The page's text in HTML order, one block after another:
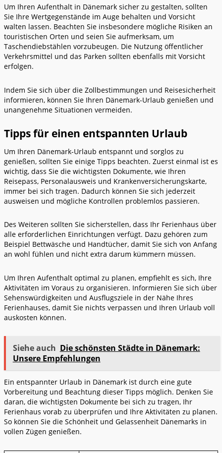
Um Ihren Aufenthalt in Dänemark sicher zu gestalten, sollten
Sie Ihre Wertgegenstände im Auge behalten und Vorsicht
walten lassen. Beachten Sie insbesondere mögliche Risiken an
touristischen Orten und seien Sie aufmerksam, um
Taschendiebstählen vorzubeugen. Die Nutzung öffentlicher
Verkehrsmittel und das Parken sollten ebenfalls mit Vorsicht
erfolgen.
Indem Sie sich über die Zollbestimmungen und Reisesicherheit
informieren, können Sie Ihren Dänemark-Urlaub genießen und
unangenehme Situationen vermeiden.
Tipps für einen entspannten Urlaub
Um Ihren Dänemark-Urlaub entspannt und sorglos zu
genießen, sollten Sie einige Tipps beachten. Zuerst einmal ist es
wichtig, dass Sie die wichtigsten Dokumente, wie Ihren
Reisepass, Personalausweis und Krankenversicherungskarte,
immer bei sich tragen. Dadurch können Sie sich jederzeit
ausweisen und mögliche Kontrollen problemlos passieren.
Des Weiteren sollten Sie sicherstellen, dass Ihr Ferienhaus über
alle erforderlichen Einrichtungen verfügt. Dazu gehören zum
Beispiel Bettwäsche und Handtücher, damit Sie sich von Anfang
an wohl fühlen und nicht extra darum kümmern müssen.
Um Ihren Aufenthalt optimal zu planen, empfiehlt es sich, Ihre
Aktivitäten im Voraus zu organisieren. Informieren Sie sich über
Sehenswürdigkeiten und Ausflugsziele in der Nähe Ihres
Ferienhauses, damit Sie nichts verpassen und Ihren Urlaub voll
auskosten können.
Siehe auch Die schönsten Städte in Dänemark:
Unsere Empfehlungen
Ein entspannter Urlaub in Dänemark ist durch eine gute
Vorbereitung und Beachtung dieser Tipps möglich. Denken Sie
daran, die wichtigsten Dokumente bei sich zu tragen, Ihr
Ferienhaus vorab zu überprüfen und Ihre Aktivitäten zu planen.
So können Sie die Schönheit und Gelassenheit Dänemarks in
vollen Zügen genießen.